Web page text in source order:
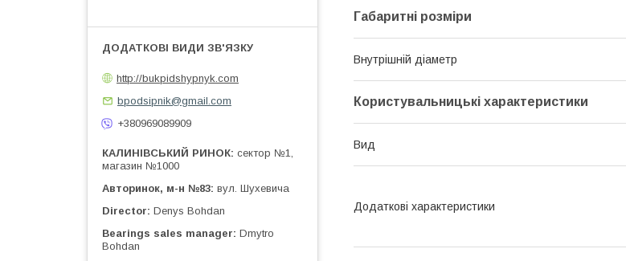
Габаритні розміри
Внутрішній діаметр
Користувальницькі характеристики
Вид
Додаткові характеристики
http://bukpidshypnyk.com
bpodsipnik@gmail.com
+380969089909
КАЛИНІВСЬКИЙ РИНОК сектор №1,
магазин №1000
Авторинок, м-н №83 вул. Шухевича
Director Denys Bohdan
Bearings sales manager Dmytro
Bohdan